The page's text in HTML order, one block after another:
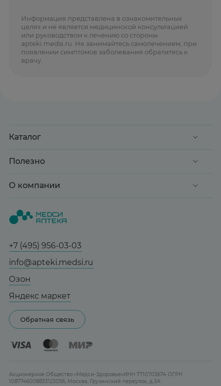
Информация представлена в ознакомительных
целях и не является медицинской консультацией
или руководством к лечению со стороны
apteki.medsi.ru. Не занимайтесь самолечением, при
появлении симптомов заболевания обратитесь к
врачу.
Каталог
Акции
Здоровье
Медицинские товары
Мама и малыш
Тревога и стресс
Здоровый сон
Женская гигиена
Бренды
Полезно
Доставка и оплата
Статьи и новости
Справочник болезней
Гарантии
Сотрудничество
Реклама на сайте
Карта сайта
О компании
Все аптеки
Отзывы
Лицензия
+7 (495) 956-03-03
info@apteki.medsi.ru
Озон
Яндекс маркет
Обратная связь
Акционерное Общество «Медси-Здоровье»ИНН 7710703674 ОГРН
1087746008833123056, Москва, Грузинский переулок, д.3А